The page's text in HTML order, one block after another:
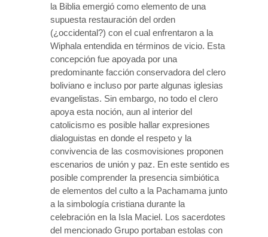
la Biblia emergió como elemento de una
supuesta restauración del orden
(¿occidental?) con el cual enfrentaron a la
Wiphala entendida en términos de vicio. Esta
concepción fue apoyada por una
predominante facción conservadora del clero
boliviano e incluso por parte algunas iglesias
evangelistas. Sin embargo, no todo el clero
apoya esta noción, aun al interior del
catolicismo es posible hallar expresiones
dialoguistas en donde el respeto y la
convivencia de las cosmovisiones proponen
escenarios de unión y paz. En este sentido es
posible comprender la presencia simbiótica
de elementos del culto a la Pachamama junto
a la simbología cristiana durante la
celebración en la Isla Maciel. Los sacerdotes
del mencionado Grupo portaban estolas con